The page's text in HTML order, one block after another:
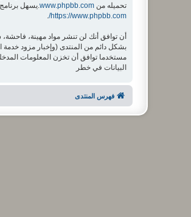
تحميله من www.phpbb.com .يسهل برنامج phpbb المناقشات القائمة على الإنترنت ؛ phpbb Limited ليست مسؤوله عن السماح و/أو عدم السماح بالمحتوى و/أو السلوك المباح. لمزيد من المعلومات حول phpbb اطلع على
https://www.phpbb.com/
أن توافق أنك لن تنشر مواد مهينة،
بشكل دائم من المنتدى (وإخبار مزود خدمة
البيانات في خطر
فهرس المنتدى